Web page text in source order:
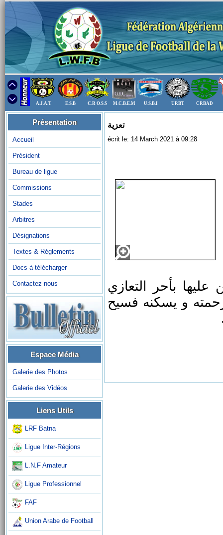
A.J.A.T E.S.B C.R O.S.S M.C.B.E.M U.S.B.I URBT CRBAD
Présentation
Accueil
Président
Bureau de ligue
Commissions
Stades
Arbitres
Désignations
Textes & Réglements
Docs à télécharger
Contactez-nous
Espace Média
Galerie des Photos
Galerie des Vidéos
Liens Utils
LRF Batna
Ligue Inter-Régions
L.N.F Amateur
Ligue Professionnel
FAF
Union Arabe de Football
تعزية
écrit le: 14 March 2021 à 09:28
بأحر التعازي
و يسكنه فسيح